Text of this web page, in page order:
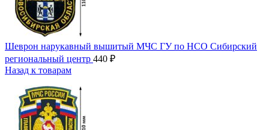
Шеврон нарукавный вышитый МЧС ГУ по НСО Сибирский
региональный центр 440 ₽
Назад к товарам